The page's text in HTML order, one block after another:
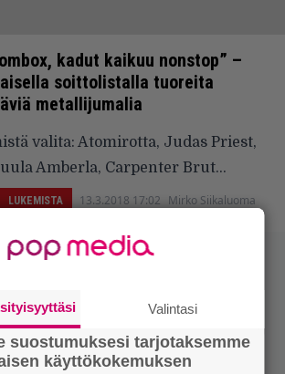
kadut kaikuu nonstop” –
soittolistalla tuoreita
metallijumalia
valita: Atomirotta, Judas Priest,
Amberla, Carpenter Brut...
LUKEMISTA 13.3.2018 17:02 Mirko Siikaluoma
Valintasi
suostumuksesi tarjotaksemme
käyttökokemuksen